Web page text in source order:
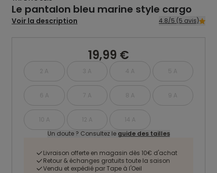
Le pantalon bleu marine style cargo
Voir la description 4.8/5 (5 avis)
19,99 €
2 A 3 A 4 A 5 A
6 A 7 A 8 A 9 A
10 A 12 A
14 A
Un doute ? Consultez le guide des tailles
Livraison offerte en magasin dès 10€ d'achat
Retour & échanges gratuits toute la saison
Vendu et expédié par Tape à l'Oeil